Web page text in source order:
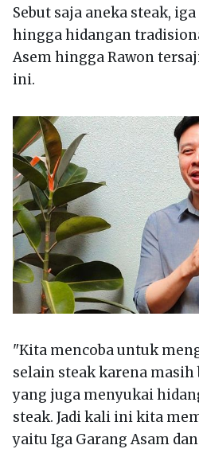
Sebut saja aneka steak,
hingga hidangan
Asem hingga Rawon
ini.
"Kita mencoba untuk
selain steak karena
yang juga menyukai
steak. Jadi kali ini kita
yaitu Iga Garang Asam